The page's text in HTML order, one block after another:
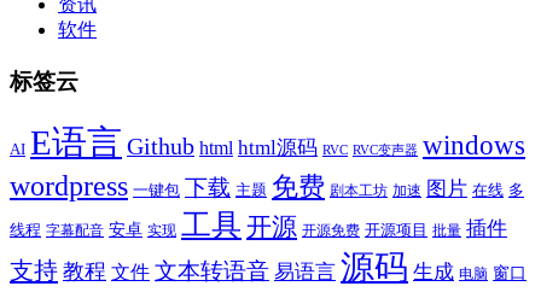
资讯
软件
标签云
AI E语言 Github html html源码 RVC RVC变声器 windows
wordpress 一键包 下载 主题 免费 剧本工坊 加速 图片 在线 多
线程 字幕配音 安卓 实现 工具 开源 开源免费 开源项目 批量 插件
支持 教程 文件 文本转语音 易语言 源码 生成 电脑 窗口